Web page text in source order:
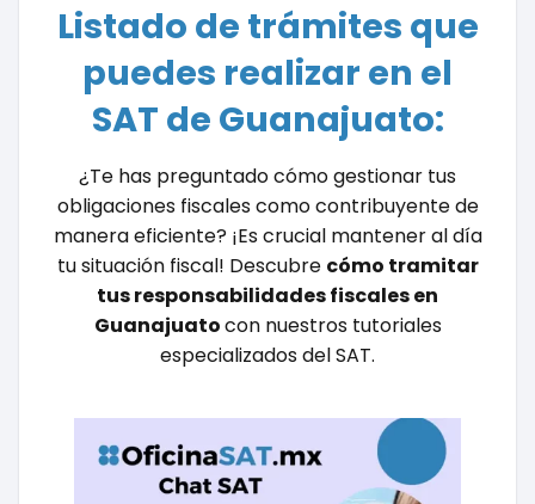
Listado de trámites que
puedes realizar en el
SAT de Guanajuato:
¿Te has preguntado cómo gestionar tus
obligaciones fiscales como contribuyente de
manera eficiente? ¡Es crucial mantener al día
tu situación fiscal! Descubre cómo tramitar
tus responsabilidades fiscales en
Guanajuatocon nuestros tutoriales
especializados del SAT.